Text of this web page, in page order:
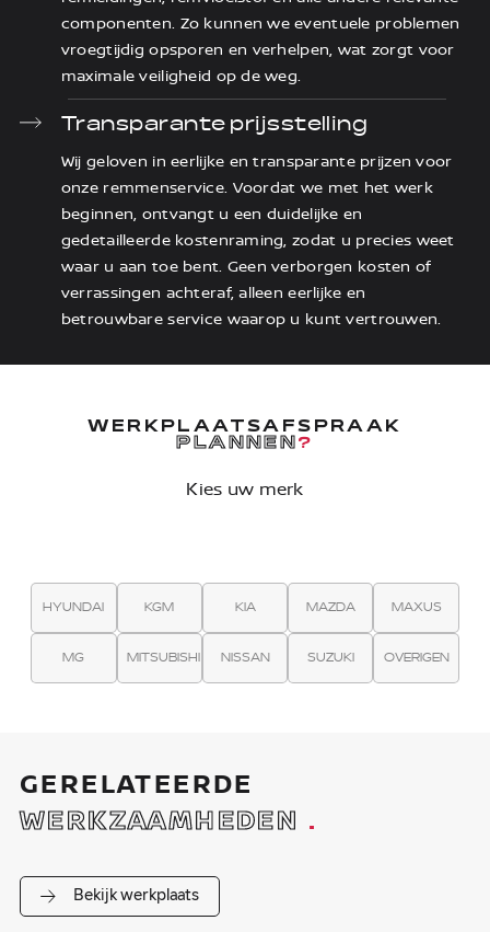
componenten. Zo kunnen we eventuele problemen
vroegtijdig opsporen en verhelpen, wat zorgt voor
maximale veiligheid op de weg.
Transparante prijsstelling
Wij geloven in eerlijke en transparante prijzen voor
onze remmenservice. Voordat we met het werk
beginnen, ontvangt u een duidelijke en
gedetailleerde kostenraming, zodat u precies weet
waar u aan toe bent. Geen verborgen kosten of
verrassingen achteraf, alleen eerlijke en
betrouwbare service waarop u kunt vertrouwen.
WERKPLAATSAFSPRAAK
PLANNEN ?
Kies uw merk
HYUNDAI KGM KIA MAZDA MAXUS
MG MITSUBISHI NISSAN SUZUKI OVERIGEN
GERELATEERDE
WERKZAAMHEDEN .
Bekijk werkplaats